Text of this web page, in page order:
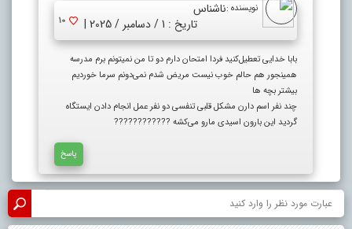
نویسنده :ناشناس
تاریخ : 1 / دسامبر / 2025 |
10
بابا خدایی تعطیل‌کنید فردا امتحان دارم دو تا من نمیتونم برم مدرسه
همینجور هم حالم خوب نیست مریض شدم نمی‌دونم سرما خوردیم
بیشتر بچه ها
چند نفر اسم دارن مشکل قلبی تنفسی دو نفر عمل انجام دادن ایستگاه
گردید این بارون اسیدی مارو می‌کشه ????????????
پاسخ